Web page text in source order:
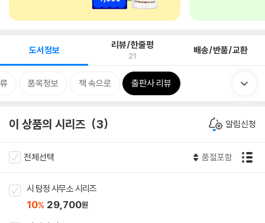
도서정보 리뷰/한줄평
21 배송/반품/교환
품목정보 책 속으로 출판사 리뷰
이 상품의 시리즈 3 알림신청
전체선택 품절포함
시 탐정 사무소 시리즈
10% 29,700원